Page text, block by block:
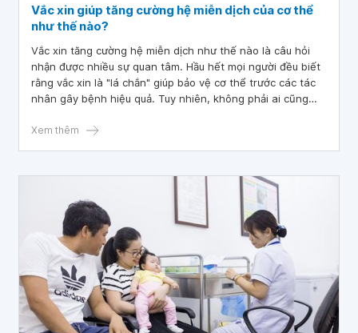
Vắc xin giúp tăng cường hệ miễn dịch của cơ thể
như thế nào?
Vắc xin tăng cường hệ miễn dịch như thế nào là câu hỏi
nhận được nhiều sự quan tâm. Hầu hết mọi người đều biết
rằng vắc xin là "lá chắn" giúp bảo vệ cơ thể trước các tác
nhân gây bệnh hiệu quả. Tuy nhiên, không phải ai cũng
cùng tìm hiểu chi tiết cơ chế hoạt động của vắc xin qua bài
Xem thêm